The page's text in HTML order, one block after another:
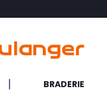
au chatbot
BRADERIE